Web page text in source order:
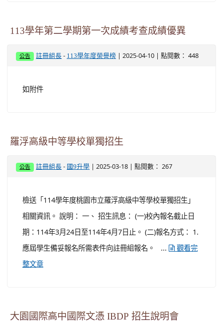
113學年第二學期第一次成績考查成績優異
公告 註冊組長 - 113學年度榮譽榜 | 2025-04-10 | 點閱數： 448
如附件
羅浮高級中等學校單獨招生
公告 註冊組長 - 國9升學 | 2025-03-18 | 點閱數： 267
檢送「114學年度桃園市立羅浮高級中等學校單獨招生」
相關資訊。 說明： 一、 招生訊息： (一)校內報名截止日
期：114年3月24日至114年4月7日止。 (二)報名方式： 1.
應屆學生備妥報名所需表件向註冊組報名。 ...
觀看完
整文章
大園國際高中國際文憑 IBDP 招生說明會